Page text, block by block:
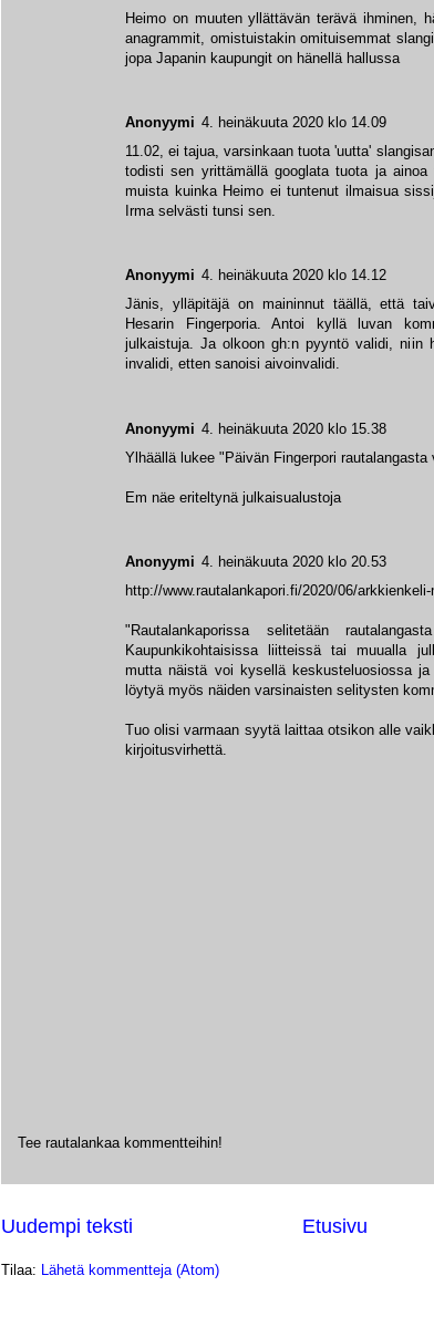
Heimo on muuten yllättävän terävä ihminen,
anagrammit, omistuistakin omituisemmat
jopa Japanin kaupungit on hänellä hallussa
Anonyymi 4. heinäkuuta 2020 klo 14.09
11.02, ei tajua, varsinkaan tuota 'uutta'
todisti sen yrittämällä googlata tuota ja ainoa
muista kuinka Heimo ei tuntenut ilmaisua
Irma selvästi tunsi sen.
Anonyymi 4. heinäkuuta 2020 klo 14.12
Jänis, ylläpitäjä on maininnut täällä, että
Hesarin Fingerporia. Antoi kyllä luvan
julkaistuja. Ja olkoon gh:n pyyntö validi, niin
invalidi, etten sanoisi aivoinvalidi.
Anonyymi 4. heinäkuuta 2020 klo 15.38
Ylhäällä lukee "Päivän Fingerpori rautalangasta
Em näe eriteltynä julkaisualustoja
Anonyymi 4. heinäkuuta 2020 klo 20.53
http://www.rautalankapori.fi/2020/06/arkkienkeli-
"Rautalankaporissa selitetään
Kaupunkikohtaisissa liitteissä tai muualla
mutta näistä voi kysellä keskusteluosiossa ja
löytyä myös näiden varsinaisten selitysten
Tuo olisi varmaan syytä laittaa otsikon alle
kirjoitusvirhettä.
Tee rautalankaa kommentteihin!
Uudempi teksti Etusivu
Tilaa: Lähetä kommentteja (Atom)